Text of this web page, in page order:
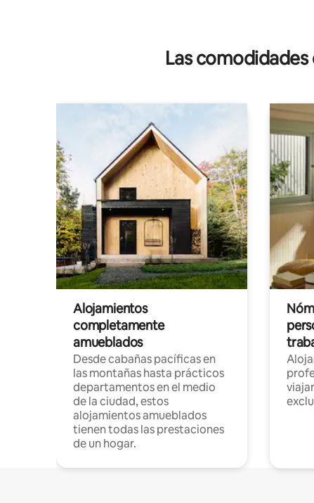
Las
Alojamientos
completamente
amueblados
Desde cabañas pacíficas en
las montañas hasta prácticos
departamentos en el medio
de la ciudad, estos
alojamientos amueblados
tienen todas las prestaciones
de un hogar.